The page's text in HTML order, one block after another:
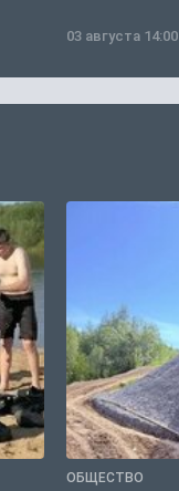
03 августа 14:00
ОБЩЕСТВО